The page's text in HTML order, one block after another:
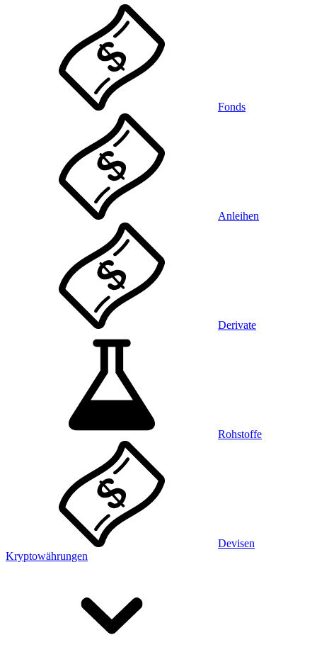
Fonds
Anleihen
Derivate
Rohstoffe
Devisen
Kryptowährungen